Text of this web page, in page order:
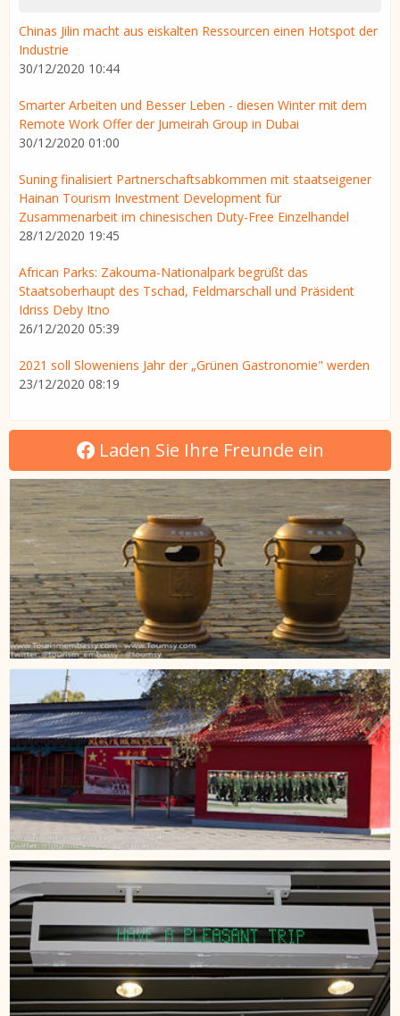
Chinas Jilin macht aus eiskalten Ressourcen einen Hotspot der
Industrie
30/12/2020 10:44
Smarter Arbeiten und Besser Leben - diesen Winter mit dem
Remote Work Offer der Jumeirah Group in Dubai
30/12/2020 01:00
Suning finalisiert Partnerschaftsabkommen mit staatseigener
Hainan Tourism Investment Development für
Zusammenarbeit im chinesischen Duty-Free Einzelhandel
28/12/2020 19:45
African Parks: Zakouma-Nationalpark begrüßt das
Staatsoberhaupt des Tschad, Feldmarschall und Präsident
Idriss Deby Itno
26/12/2020 05:39
2021 soll Sloweniens Jahr der „Grünen Gastronomie" werden
23/12/2020 08:19
Laden Sie Ihre Freunde ein